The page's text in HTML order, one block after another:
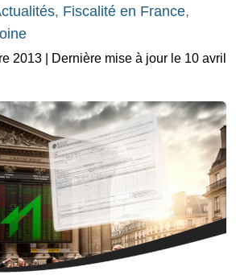
, Fiscalité en France,
2013 | Dernière mise à jour le 10 avril